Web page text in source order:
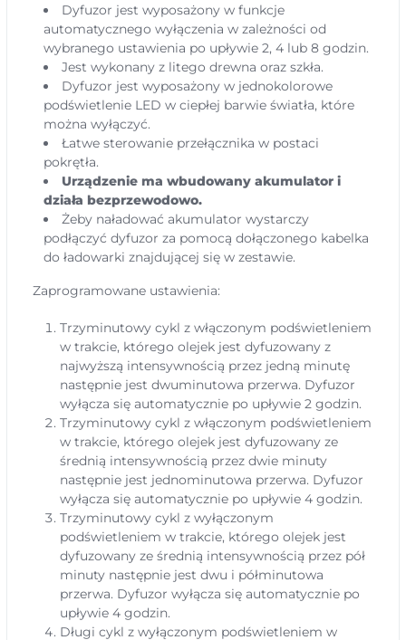
Dyfuzor jest wyposażony w funkcje
automatycznego wyłączenia w zależności od
wybranego ustawienia po upływie 2, 4 lub 8 godzin.
Jest wykonany z litego drewna oraz szkła.
Dyfuzor jest wyposażony w jednokolorowe
podświetlenie LED w ciepłej barwie światła, które
można wyłączyć.
Łatwe sterowanie przełącznika w postaci
pokrętła.
Urządzenie ma wbudowany akumulator i
działa bezprzewodowo.
Żeby naładować akumulator wystarczy
podłączyć dyfuzor za pomocą dołączonego kabelka
do ładowarki znajdującej się w zestawie.
Zaprogramowane ustawienia:
Trzyminutowy cykl z włączonym podświetleniem
w trakcie, którego olejek jest dyfuzowany z
najwyższą intensywnością przez jedną minutę
następnie jest dwuminutowa przerwa. Dyfuzor
wyłącza się automatycznie po upływie 2 godzin.
Trzyminutowy cykl z włączonym podświetleniem
w trakcie, którego olejek jest dyfuzowany ze
średnią intensywnością przez dwie minuty
następnie jest jednominutowa przerwa. Dyfuzor
wyłącza się automatycznie po upływie 4 godzin.
Trzyminutowy cykl z wyłączonym
podświetleniem w trakcie, którego olejek jest
dyfuzowany ze średnią intensywnością przez pół
minuty następnie jest dwu i półminutowa
przerwa. Dyfuzor wyłącza się automatycznie po
upływie 4 godzin.
Długi cykl z wyłączonym podświetleniem w